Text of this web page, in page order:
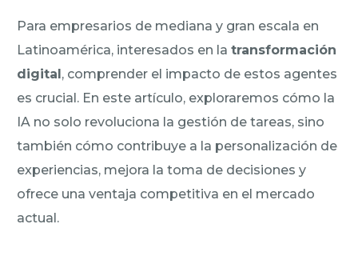
Para empresarios de mediana y gran escala en
Latinoamérica, interesados en latransformación
digital, comprender el impacto de estos agentes
es crucial. En este artículo, exploraremos cómo la
IA no solo revoluciona la gestión de tareas, sino
también cómo contribuye a la personalización de
experiencias, mejora la toma de decisiones y
ofrece una ventaja competitiva en el mercado
actual.